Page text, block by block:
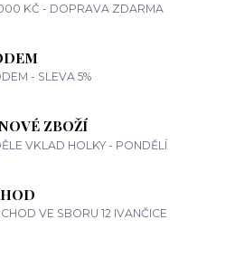
KČ - DOPRAVA ZDARMA
- SLEVA 5%
ZBOŽÍ
VKLAD HOLKY - PONDĚLÍ
VE SBORU 12 IVANČICE